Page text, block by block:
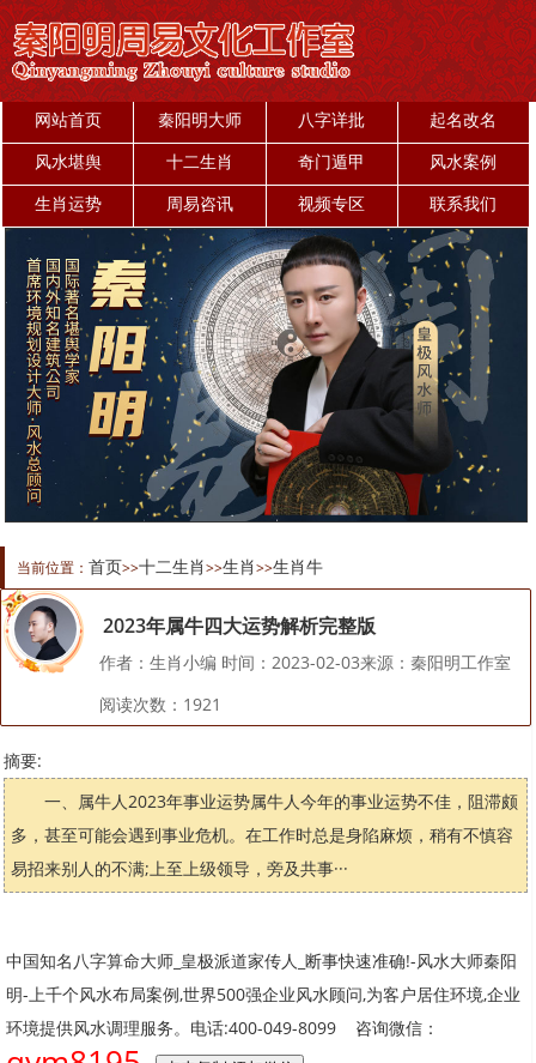
网站首页 秦阳明大师 八字详批
起名改名
风水堪舆
十二生肖 奇门遁甲
风水案例
生肖运势
周易咨讯 视频专区 联系我们
当前位置： 首页>>十二生肖>>生肖>>生肖牛
2023年属牛四大运势解析完整版
作者：生肖小编 时间：2023-02-03来源：秦阳明工作室
阅读次数： 1921
摘要:
一、属牛人2023年事业运势属牛人今年的事业运势不佳，阻滞颇
多，甚至可能会遇到事业危机。在工作时总是身陷麻烦，稍有不慎容
易招来别人的不满;上至上级领导，旁及共事···
中国知名八字算命大师_皇极派道家传人_断事快速准确!-风水大师秦阳
明-上千个风水布局案例,世界500强企业风水顾问,为客户居住环境,企业
环境提供风水调理服务。电话:400-049-8099 咨询微信：